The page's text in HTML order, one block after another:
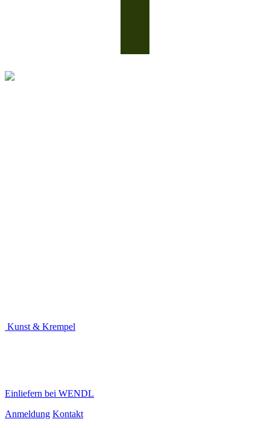
Kunst & Krempel
Einliefern bei WENDL
Anmeldung Kontakt